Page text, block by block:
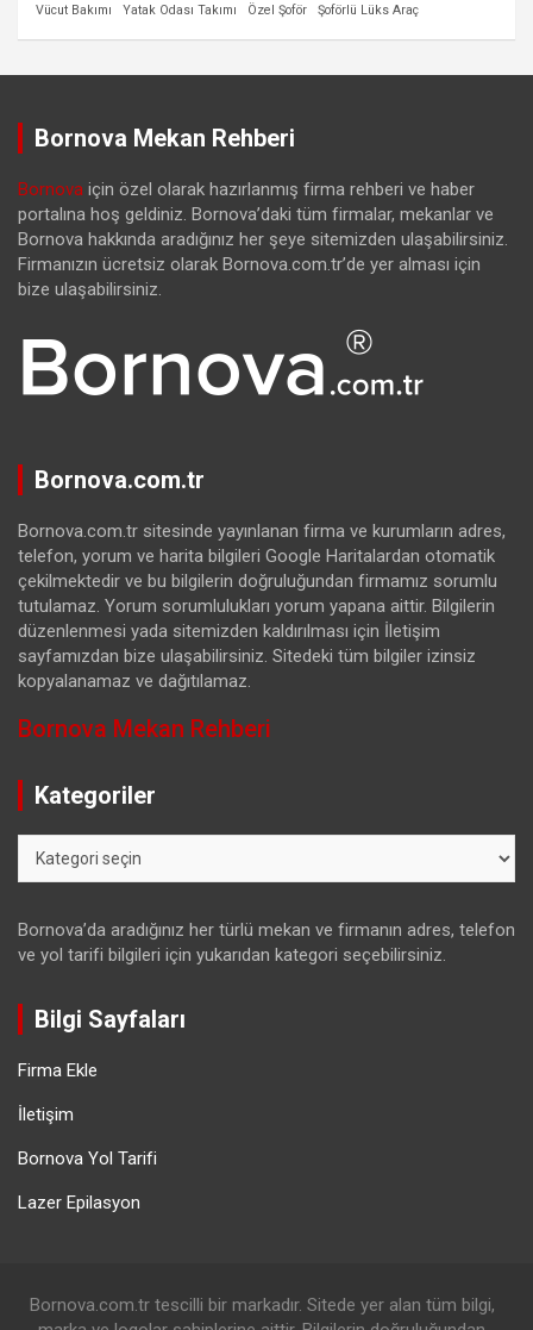
Vücut Bakımı
Yatak Odası Takımı Özel Şoför Şoförlü Lüks Araç
Bornova Mekan Rehberi
Bornova için özel olarak hazırlanmış firma rehberi ve haber
portalına hoş geldiniz. Bornova’daki tüm firmalar, mekanlar ve
Bornova hakkında aradığınız her şeye sitemizden ulaşabilirsiniz.
Firmanızın ücretsiz olarak Bornova.com.tr’de yer alması için
bize ulaşabilirsiniz.
Bornova.com.tr
Bornova.com.tr sitesinde yayınlanan firma ve kurumların adres,
telefon, yorum ve harita bilgileri Google Haritalardan otomatik
çekilmektedir ve bu bilgilerin doğruluğundan firmamız sorumlu
tutulamaz. Yorum sorumlulukları yorum yapana aittir. Bilgilerin
düzenlenmesi yada sitemizden kaldırılması için İletişim
sayfamızdan bize ulaşabilirsiniz. Sitedeki tüm bilgiler izinsiz
kopyalanamaz ve dağıtılamaz.
Bornova Mekan Rehberi
Kategoriler
Bornova’da aradığınız her türlü mekan ve firmanın adres, telefon
ve yol tarifi bilgileri için yukarıdan kategori seçebilirsiniz.
Bilgi Sayfaları
Firma Ekle
İletişim
Bornova Yol Tarifi
Lazer Epilasyon
Bornova.com.tr tescilli bir markadır. Sitede yer alan tüm bilgi,